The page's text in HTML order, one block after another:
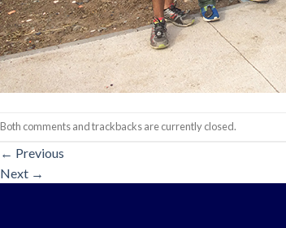
Both comments and trackbacks are currently closed.
← Previous
Next →